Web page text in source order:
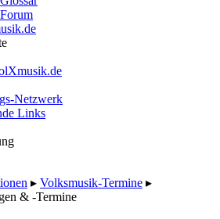
Netzwerk
Links
▸ Volksmusik-Termine ▸
& -Termine